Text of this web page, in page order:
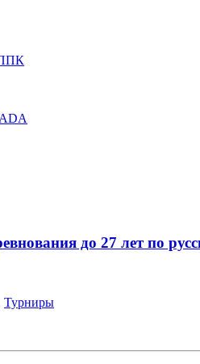
ППК
до 27 лет по
Турниры